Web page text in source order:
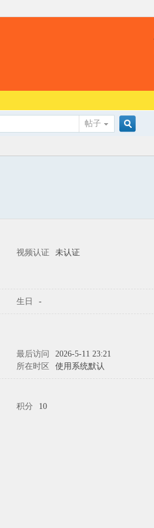
帖子
视频认证 未认证
生日 -
最后访问 2026-5-11 23:21
所在时区 使用系统默认
积分 10